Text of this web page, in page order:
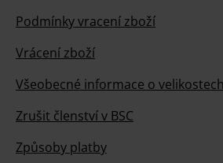
Podmínky vracení zboží
Vrácení zboží
Všeobecné informace o velikostech
Zrušit členství v BSC
Způsoby platby